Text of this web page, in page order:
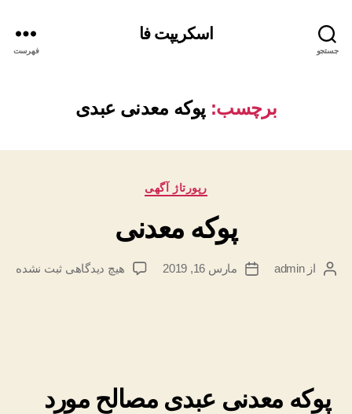
جستجو
اسکریپت فا
فهرست
برچسب: پوكه معدنی عبدی
دسته‌ها
رپورتاژ آگهی
پوکه معدنی
نویسنده
ازadmin
تاریخمارس 16, 2019 هیچ دیدگاهی برای
ثبت نشده
پوکه معدنی عبدی مصالح مورد